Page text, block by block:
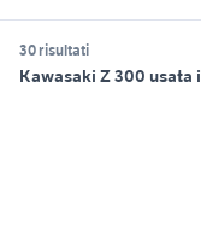
30 risultati
Kawasaki Z 300 usata